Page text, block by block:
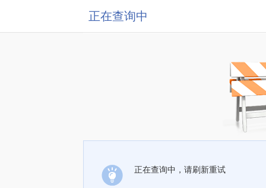
正在查询中
正在查询中，请刷新重试